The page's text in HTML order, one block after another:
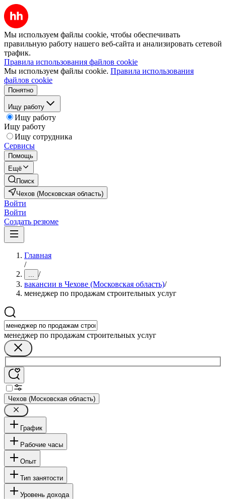
Мы используем файлы cookie, чтобы обеспечивать
правильную работу нашего веб-сайта и анализировать сетевой
трафик.
Правила использования файлов cookie
Мы используем файлы cookie. Правила использования
файлов cookie
Понятно
Ищу работу
Ищу работу
Ищу работу
Ищу сотрудника
Сервисы
Помощь
Ещё
Поиск
Чехов (Московская область)
Войти
Войти
Создать резюме
Главная
/
... /
вакансии в Чехове (Московская область)/
менеджер по продажам строительных услуг
менеджер по продажам строительных услуг
Чехов (Московская область)
График
Рабочие часы
Опыт
Тип занятости
Уровень дохода